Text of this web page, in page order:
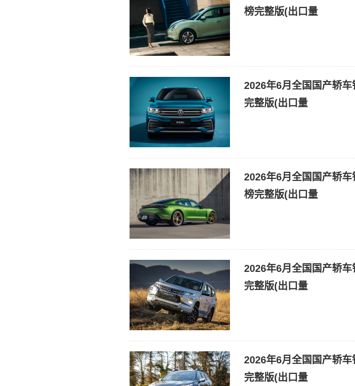
榜完整版(出口量
2026年6月全国国产轿
完整版(出口量
2026年6月全国国产轿
榜完整版(出口量
2026年6月全国国产轿
完整版(出口量
2026年6月全国国产轿
完整版(出口量